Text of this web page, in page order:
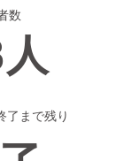
ア
数
人
了まで残り